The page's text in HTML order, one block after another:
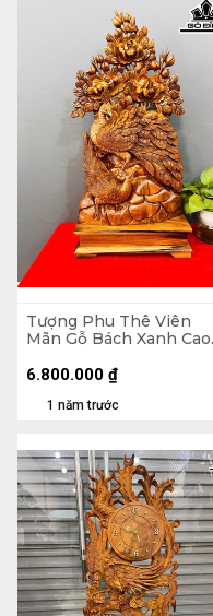
Tượng Phu Thê Viên
Mãn Gỗ Bách Xanh Cao
1 năm trước
6.800.000 ₫